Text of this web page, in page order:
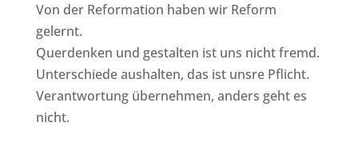
Von der Reformation haben wir Reform
gelernt.
Querdenken und gestalten ist uns nicht fremd.
Unterschiede aushalten, das ist unsre Pflicht.
Verantwortung übernehmen, anders geht es
nicht.